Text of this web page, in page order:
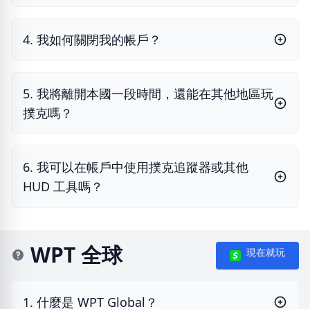
4. 我如何關閉我的帳戶？
5. 我將離開本國一段時間，還能在其他地區玩
撲克嗎？
6. 我可以在帳戶中使用撲克追蹤器或其他
HUD 工具嗎？
WPT 全球 現在就玩
1. 什麼是 WPT Global？